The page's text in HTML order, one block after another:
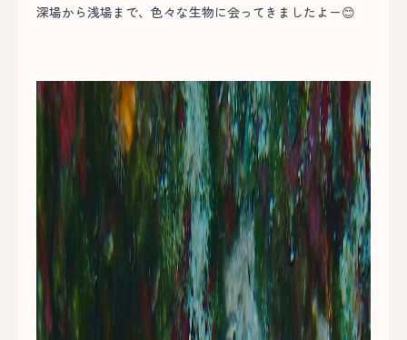
深場から浅場まで、色々な生物に会ってきましたよー😊